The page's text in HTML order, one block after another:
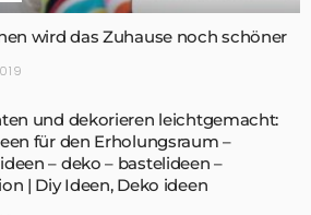
wird das Zuhause noch schöner
und dekorieren leichtgemacht:
für den Erholungsraum –
– deko – bastelideen –
| Diy Ideen, Deko ideen